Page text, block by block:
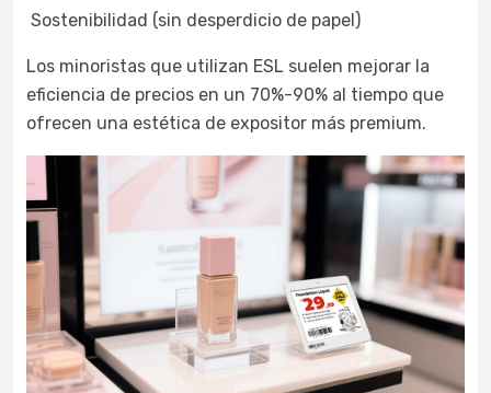
Sostenibilidad (sin desperdicio de papel)
Los minoristas que utilizan ESL suelen mejorar la
eficiencia de precios en un 70%-90% al tiempo que
ofrecen una estética de expositor más premium.